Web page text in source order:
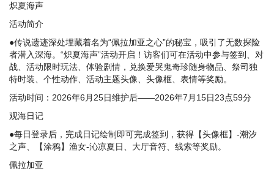
炽夏海声
活动简介
●传说遗迹深处埋藏着名为“佩拉加亚之心”的秘宝，吸引了无数探险
者潜入深海。“炽夏海声”活动开启！访客们可在活动中参与签到、对
战、活动限时玩法、体验剧情，兑换爱哭鬼奇珍随身物品、祭司独
特时装、个性动作、活动主题头像、头像框、表情等奖励。
活动时间：2026年6月25日维护后——2026年7月15日23点59分
观海日记
●每日登录后，完成日记绘制即可完成签到，获得【头像框】-潮汐
之声、【涂鸦】渔女-沁凉夏日、大厅音符、线索等奖励。
佩拉加亚